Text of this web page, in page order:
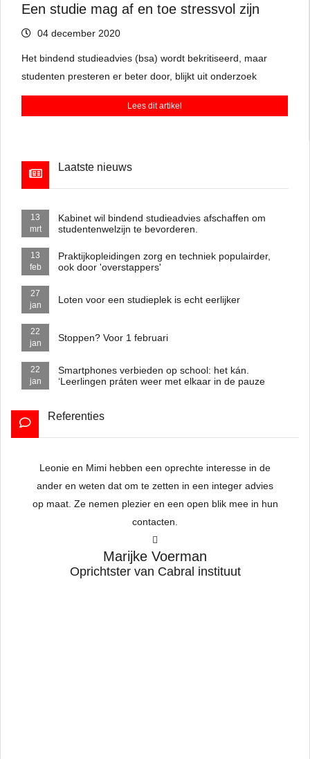
Een studie mag af en toe stressvol zijn
04 december 2020
Het bindend studieadvies (bsa) wordt bekritiseerd, maar
studenten presteren er beter door, blijkt uit onderzoek
Lees dit artikel
Laatste nieuws
Kabinet wil bindend studieadvies afschaffen om
studentenwelzijn te bevorderen.
13
mrt
Praktijkopleidingen zorg en techniek populairder,
ook door 'overstappers'
13
feb
Loten voor een studieplek is echt eerlijker
27
jan
Stoppen? Voor 1 februari
22
jan
Smartphones verbieden op school: het kán.
‘Leerlingen práten weer met elkaar in de pauze
22
jan
Referenties
Leonie en Mimi hebben een oprechte interesse in de
ander en weten dat om te zetten in een integer advies
op maat. Ze nemen plezier en een open blik mee in hun
contacten.
Marijke Voerman
Oprichtster van Cabral instituut